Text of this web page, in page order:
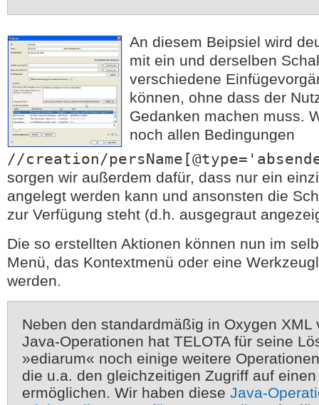
An diesem Beipsiel wird
mit ein und derselben
verschiedene
können, ohne dass der
Gedanken machen muss.
noch allen Bedingungen
//creation/
sorgen wir außerdem dafür, dass nur ein
angelegt werden kann und ansonsten die
zur Verfügung steht (d.h. ausgegraut
Die so erstellten Aktionen können nun im
Menü, das Kontextmenü oder eine
werden.
Neben den standardmäßig in Oxygen XML
Java-Operationen hat TELOTA für seine
»ediarum« noch einige weitere
die u.a. den gleichzeitigen Zugriff auf
ermöglichen. Wir haben diese Java-